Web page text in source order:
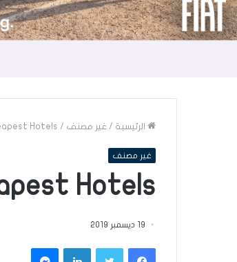
الرئيسية / غير مصنف /
Hotels
غير مصنف
Hotels
19 ديسمبر 2019
فيسبوكتويتر لينكدإن ماسنجر